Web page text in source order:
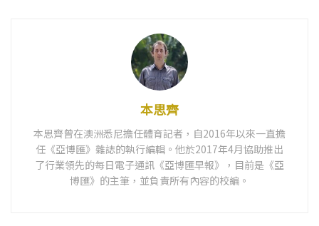
本思齊
本思齊曾在澳洲悉尼擔任體育記者，自2016年以來一直擔
任《亞博匯》雜誌的執行編輯。他於2017年4月協助推出
了行業領先的每日電子通訊《亞博匯早報》，目前是《亞
博匯》的主筆，並負責所有內容的校編。